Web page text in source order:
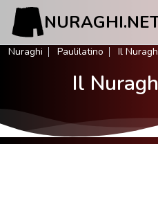
Nuraghi Paulilatino Il
Il